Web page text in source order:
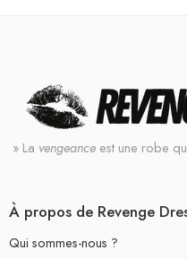
» La vengeance est une robe
À propos de Revenge
Qui sommes-nous ?